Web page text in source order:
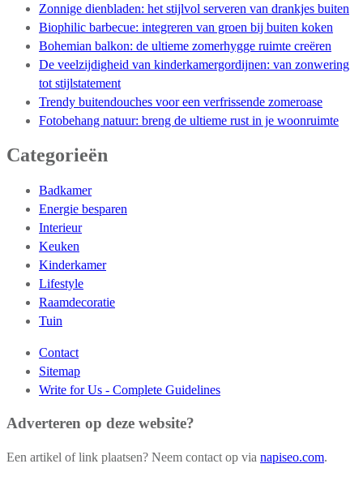
Zonnige dienbladen: het stijlvol serveren van drankjes buiten
Biophilic barbecue: integreren van groen bij buiten koken
Bohemian balkon: de ultieme zomerhygge ruimte creëren
De veelzijdigheid van kinderkamergordijnen: van zonwering
tot stijlstatement
Trendy buitendouches voor een verfrissende zomeroase
Fotobehang natuur: breng de ultieme rust in je woonruimte
Categorieën
Badkamer
Energie besparen
Interieur
Keuken
Kinderkamer
Lifestyle
Raamdecoratie
Tuin
Contact
Sitemap
Write for Us - Complete Guidelines
Adverteren op deze website?
Een artikel of link plaatsen? Neem contact op via napiseo.com.